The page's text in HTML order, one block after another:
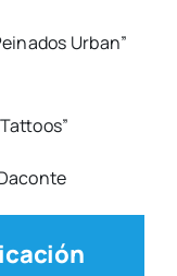
Urban”